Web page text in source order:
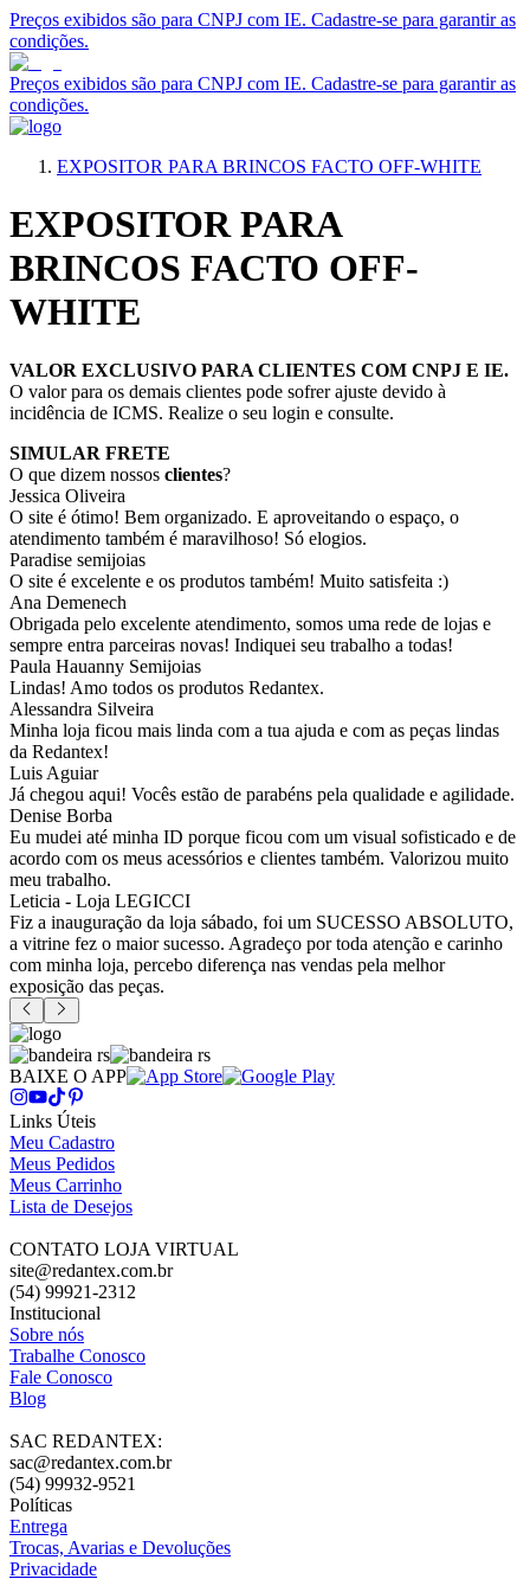
Preços exibidos são para CNPJ com IE. Cadastre-se para garantir as
condições.
Preços exibidos são para CNPJ com IE. Cadastre-se para garantir as
condições.
EXPOSITOR PARA BRINCOS FACTO OFF-WHITE
EXPOSITOR PARA
BRINCOS FACTO OFF-
WHITE
VALOR EXCLUSIVO PARA CLIENTES COM CNPJ E IE.
O valor para os demais clientes pode sofrer ajuste devido à
incidência de ICMS. Realize o seu login e consulte.
SIMULAR FRETE
O que dizem nossos clientes?
Jessica Oliveira
O site é ótimo! Bem organizado. E aproveitando o espaço, o
atendimento também é maravilhoso! Só elogios.
Paradise semijoias
O site é excelente e os produtos também! Muito satisfeita :)
Ana Demenech
Obrigada pelo excelente atendimento, somos uma rede de lojas e
sempre entra parceiras novas! Indiquei seu trabalho a todas!
Paula Hauanny Semijoias
Lindas! Amo todos os produtos Redantex.
Alessandra Silveira
Minha loja ficou mais linda com a tua ajuda e com as peças lindas
da Redantex!
Luis Aguiar
Já chegou aqui! Vocês estão de parabéns pela qualidade e agilidade.
Denise Borba
Eu mudei até minha ID porque ficou com um visual sofisticado e de
acordo com os meus acessórios e clientes também. Valorizou muito
meu trabalho.
Leticia - Loja LEGICCI
Fiz a inauguração da loja sábado, foi um SUCESSO ABSOLUTO,
a vitrine fez o maior sucesso. Agradeço por toda atenção e carinho
com minha loja, percebo diferença nas vendas pela melhor
exposição das peças.
BAIXE O APP
Links Úteis
Meu Cadastro
Meus Pedidos
Meus Carrinho
Lista de Desejos
CONTATO LOJA VIRTUAL
site@redantex.com.br
(54) 99921-2312
Institucional
Sobre nós
Trabalhe Conosco
Fale Conosco
Blog
SAC REDANTEX:
sac@redantex.com.br
(54) 99932-9521
Políticas
Entrega
Trocas, Avarias e Devoluções
Privacidade